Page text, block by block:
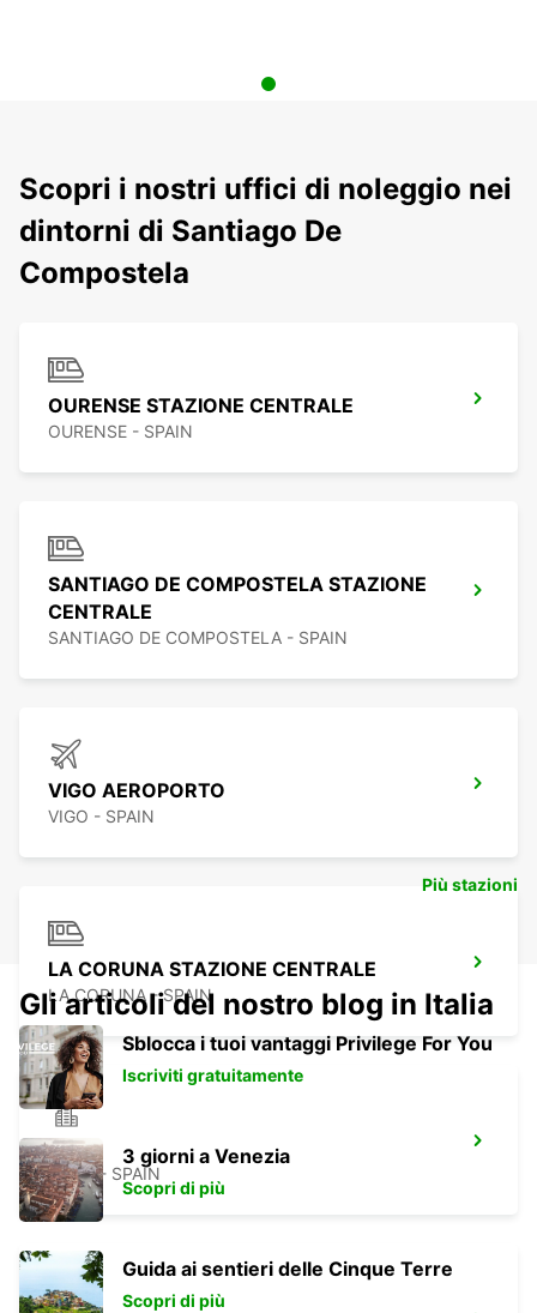
Scopri i nostri uffici di noleggio nei
dintorni di Santiago De
Compostela
OURENSE STAZIONE CENTRALE
OURENSE - SPAIN
SANTIAGO DE COMPOSTELA STAZIONE
CENTRALE
SANTIAGO DE COMPOSTELA - SPAIN
VIGO AEROPORTO
VIGO - SPAIN
LA CORUNA STAZIONE CENTRALE
LA CORUNA - SPAIN
LUGO
LUGO - SPAIN
Più stazioni
Gli articoli del nostro blog in Italia
Sblocca i tuoi vantaggi Privilege For You
Iscriviti gratuitamente
3 giorni a Venezia
Scopri di più
Guida ai sentieri delle Cinque Terre
Scopri di più